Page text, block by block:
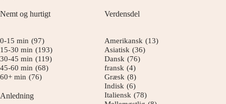
Nemt og hurtigt
0-15 min (97)
15-30 min (193)
30-45 min (119)
45-60 min (68)
60+ min (76)
Anledning
Verdensdel
Amerikansk (13)
Asiatisk (36)
Dansk (76)
fransk (4)
Græsk (8)
Indisk (6)
Italiensk (78)